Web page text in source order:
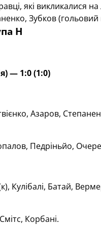
які викликалися
Зубков
Н
— 1:0 (1:0)
Азаров,
Педріньйо,
Кулібалі, Батай,
Корбані.